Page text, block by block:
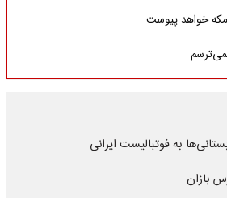
خواهد پیوست
به فوتبالیست ایرانی
بازان